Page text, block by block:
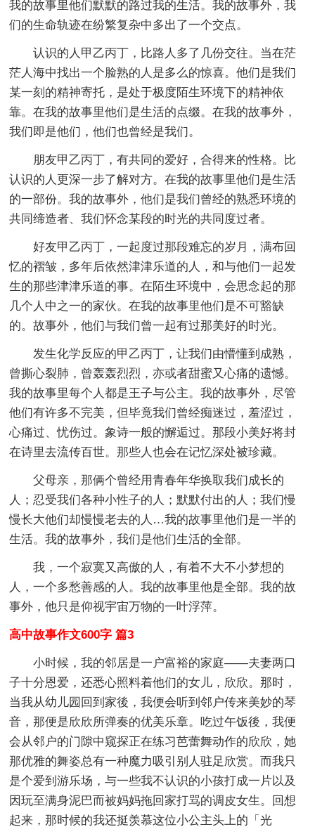
我的故事里他们默默的路过我的生活。我的故事外，我
们的生命轨迹在纷繁复杂中多出了一个交点。
认识的人甲乙丙丁，比路人多了几份交往。当在茫
茫人海中找出一个脸熟的人是多么的惊喜。他们是我们
某一刻的精神寄托，是处于极度陌生环境下的精神依
靠。在我的故事里他们是生活的点缀。在我的故事外，
我们即是他们，他们也曾经是我们。
朋友甲乙丙丁，有共同的爱好，合得来的性格。比
认识的人更深一步了解对方。在我的故事里他们是生活
的一部份。我的故事外，他们是我们曾经的熟悉环境的
共同缔造者、我们怀念某段的时光的共同度过者。
好友甲乙丙丁，一起度过那段难忘的岁月，满布回
忆的褶皱，多年后依然津津乐道的人，和与他们一起发
生的那些津津乐道的事。在陌生环境中，会思念起的那
几个人中之一的家伙。在我的故事里他们是不可豁缺
的。故事外，他们与我们曾一起有过那美好的时光。
发生化学反应的甲乙丙丁，让我们由懵懂到成熟，
曾撕心裂肺，曾轰轰烈烈，亦或者甜蜜又心痛的遗憾。
我的故事里每个人都是王子与公主。我的故事外，尽管
他们有许多不完美，但毕竟我们曾经痴迷过，羞涩过，
心痛过、忧伤过。象诗一般的懈逅过。那段小美好将封
在诗里去流传百世。那些人也会在记忆深处被珍藏。
父母亲，那俩个曾经用青春年华换取我们成长的
人；忍受我们各种小性子的人；默默付出的人；我们慢
慢长大他们却慢慢老去的人…我的故事里他们是一半的
生活。我的故事外，我们是他们生活的全部。
我，一个寂寞又高傲的人，有着不大不小梦想的
人，一个多愁善感的人。我的故事里他是全部。我的故
事外，他只是仰视宇宙万物的一叶浮萍。
高中故事作文600字 篇3
小时候，我的邻居是一户富裕的家庭——夫妻两口
子十分恩爱，还悉心照料着他们的女儿，欣欣。那时，
当我从幼儿园回到家後，我便会听到邻户传来美妙的琴
音，那便是欣欣所弹奏的优美乐章。吃过午饭後，我便
会从邻户的门隙中窥探正在练习芭蕾舞动作的欣欣，她
那优雅的舞姿总有一种魔力吸引别人驻足欣赏。而我只
是个爱到游乐场，与一些我不认识的小孩打成一片以及
因玩至满身泥巴而被妈妈拖回家打骂的调皮女生。回想
起来，那时候的我还挺羡慕这位小公主头上的「光